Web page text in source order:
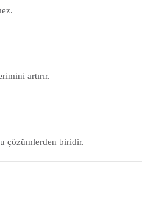
artırır.
çözümlerden biridir.